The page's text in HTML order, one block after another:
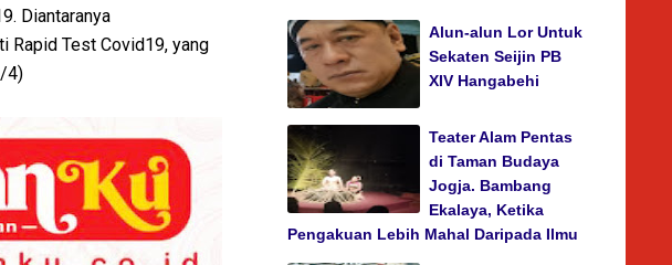
Diantaranya
Rapid Test Covid19, yang
4)
Alun-alun Lor Untuk
Sekaten Seijin PB
XIV Hangabehi
Teater Alam Pentas
di Taman Budaya
Jogja. Bambang
Ekalaya, Ketika
Pengakuan Lebih Mahal Daripada Ilmu